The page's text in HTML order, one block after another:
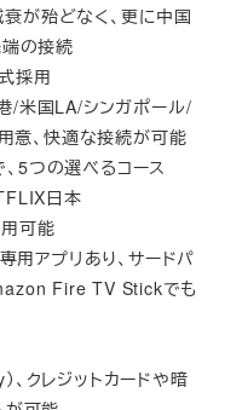
が殆どなく、更に中国
の接続
採用
/米国LA/シンガポール/
意、快適な接続が可能
5つの選べるコース
日本
可能
アプリあり、サードパ
Fire TV Stickでも
クレジットカードや暗